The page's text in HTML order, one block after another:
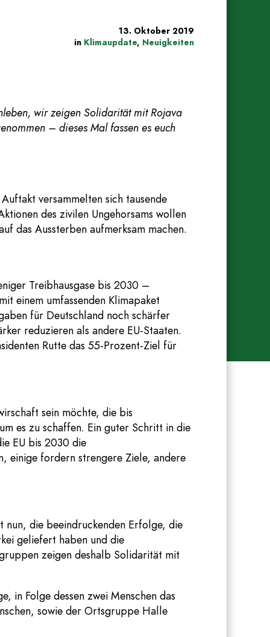
13. Oktober 2019
in Klimaupdate, Neuigkeiten
wir zeigen Solidarität mit Rojava
– dieses Mal fassen es euch
versammelten sich tausende
des zivilen Ungehorsams wollen
das Aussterben aufmerksam machen.
Treibhausgase bis 2030 –
einem umfassenden Klimapaket
für Deutschland noch schärfer
reduzieren als andere EU-Staaten.
Rutte das 55-Prozent-Ziel für
sein möchte, die bis
es zu schaffen. Ein guter Schritt in die
EU bis 2030 die
einige fordern strengere Ziele, andere
nun, die beeindruckenden Erfolge, die
geliefert haben und die
zeigen deshalb Solidarität mit
in Folge dessen zwei Menschen das
sowie der Ortsgruppe Halle